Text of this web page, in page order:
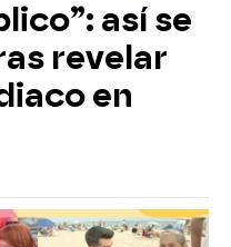
así se
revelar
en